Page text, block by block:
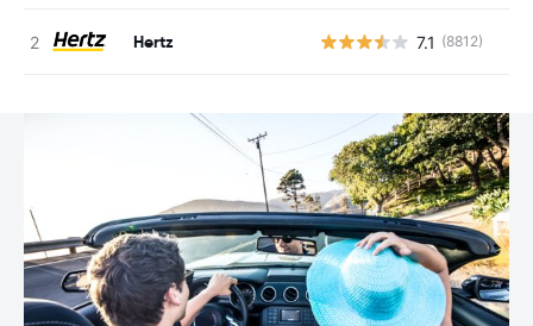
Hertz 7.1 (8812)